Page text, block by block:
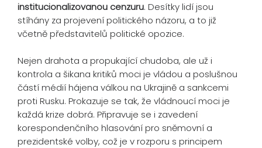
institucionalizovanou cenzuru. Desítky lidí jsou
stíhány za projevení politického názoru, a to již
včetně představitelů politické opozice.
Nejen drahota a propukající chudoba, ale už i
kontrola a šikana kritiků moci je vládou a poslušnou
částí médií hájena válkou na Ukrajině a sankcemi
proti Rusku. Prokazuje se tak, že vládnoucí moci je
každá krize dobrá. Připravuje se i zavedení
korespondenčního hlasování pro sněmovní a
prezidentské volby, což je v rozporu s principem